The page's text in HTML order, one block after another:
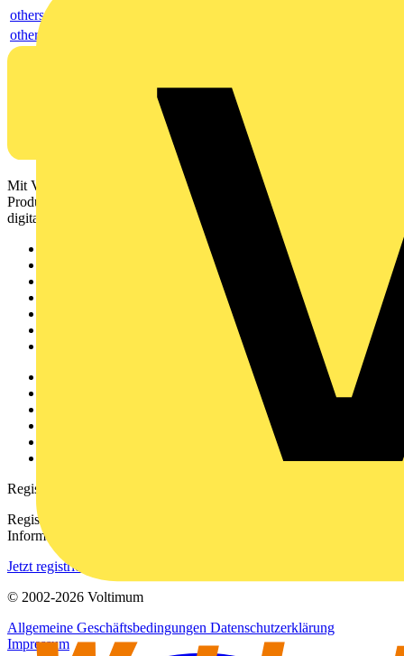
others
others
Mit Voltimum erhalten Elektrofachkräfte Zugang zu Branchennews,
Produktinformationen, Schulungen und Tools – alles auf einer
digitalen Plattform und Community.
Registrierung
Registrieren Sie sich kostenlos und erhalten Sie stets aktuelle
Informationen aus der Elektroindustrie.
Jetzt registrieren
© 2002-2026 Voltimum
Allgemeine Geschäftsbedingungen Datenschutzerklärung
Impressum